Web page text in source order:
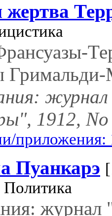
жертва
1912,
приложения:
Пуанкарэ
Политика